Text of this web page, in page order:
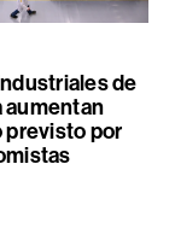
de
aumentan
previsto por